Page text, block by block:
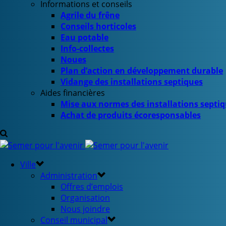
Informations et conseils
Agrile du frêne
Conseils horticoles
Eau potable
Info-collectes
Noues
Plan d’action en développement durable
Vidange des installations septiques
Aides financières
Mise aux normes des installations
Achat de produits écoresponsables
Ville
Administration
Offres d’emplois
Organisation
Nous joindre
Conseil municipal